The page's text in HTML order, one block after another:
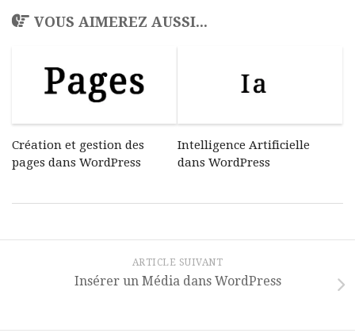
VOUS AIMEREZ AUSSI...
Création et gestion des
pages dans WordPress
Intelligence Artificielle
dans WordPress
ARTICLE SUIVANT
Insérer un Média dans WordPress